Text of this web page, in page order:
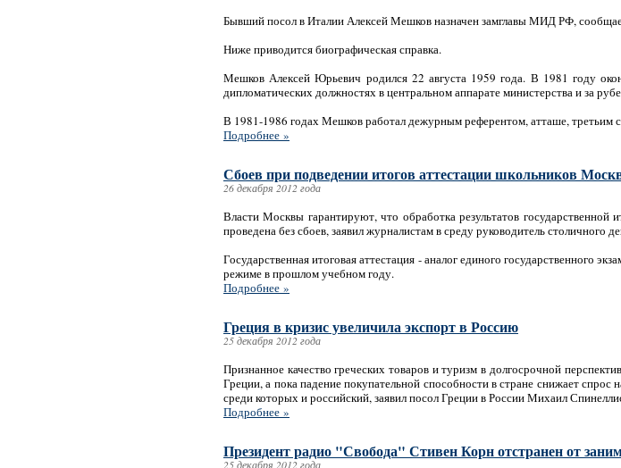
Бывший посол в Италии Алексей Мешков назначен замглавы МИД РФ,
Ниже приводится биографическая справка.
Мешков Алексей Юрьевич родился 22 августа 1959 года. В 1981 году
дипломатических должностях в центральном аппарате министерства и за
В 1981-1986 годах Мешков работал дежурным референтом, атташе, третьим
Подробнее »
Сбоев при подведении итогов аттестации школьников
26 декабря 2012 года
Власти Москвы гарантируют, что обработка результатов
проведена без сбоев, заявил журналистам в среду руководитель столичного
Государственная итоговая аттестация - аналог единого государственного
режиме в прошлом учебном году.
Подробнее »
Греция в кризис увеличила экспорт в Россию
25 декабря 2012 года
Признанное качество греческих товаров и туризм в долгосрочной
Греции, а пока падение покупательной способности в стране снижает спрос
среди которых и российский, заявил посол Греции в России Михаил
Подробнее »
Президент радио "Свобода" Стивен Корн отстранен от
25 декабря 2012 года